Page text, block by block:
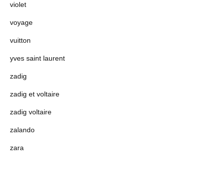
violet
voyage
vuitton
yves saint laurent
zadig
zadig et voltaire
zadig voltaire
zalando
zara